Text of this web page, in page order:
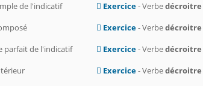
de l'indicatif
parfait de l'indicatif
Exercice- Verbedécroitre
Exercice- Verbedécroitre
Exercice- Verbedécroitre
Exercice- Verbedécroitre